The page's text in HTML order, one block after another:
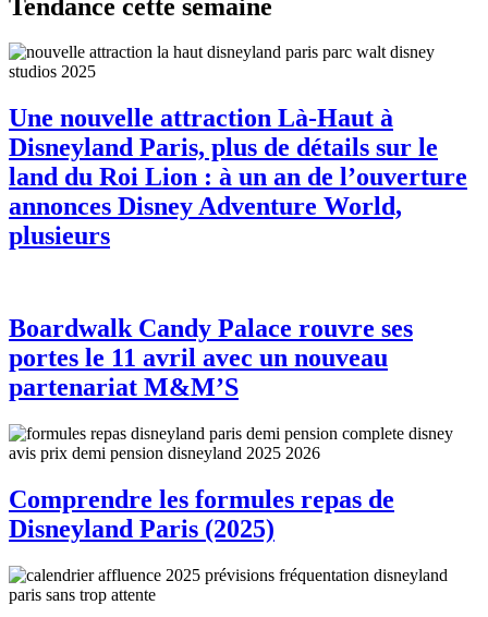
Tendance cette semaine
Une nouvelle attraction Là-Haut à
Disneyland Paris, plus de détails sur le
land du Roi Lion : à un an de l’ouverture
annonces Disney Adventure World,
plusieurs
Boardwalk Candy Palace rouvre ses
portes le 11 avril avec un nouveau
partenariat M&M’S
Comprendre les formules repas de
Disneyland Paris (2025)